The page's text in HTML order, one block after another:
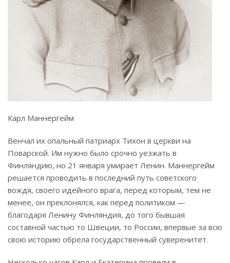
Карл Маннергейм
Венчал их опальный патриарх Тихон в церкви на
Поварской. Им нужно было срочно уезжать в
Финляндию, но 21 января умирает Ленин. Маннергейм
решается проводить в последний путь советского
вождя, своего идейного врага, перед которым, тем не
менее, он преклонялся, как перед политиком —
благодаря Ленину Финляндия, до того бывшая
составной частью то Швеции, то России, впервые за всю
свою историю обрела государственный суверенитет.